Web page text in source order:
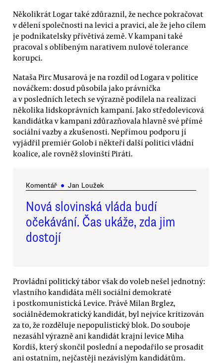
Několikrát Logar také zdůraznil, že nechce pokračovat
v dělení společnosti na levici a pravici, ale že jeho cílem
je podnikatelsky přívětivá země. V kampani také
pracoval s oblíbeným narativem nulové tolerance
korupci.
Nataša Pirc Musarová je na rozdíl od Logara v politice
nováčkem: dosud působila jako právnička
a v posledních letech se výrazně podílela na realizaci
několika lidskoprávních kampaní. Jako středolevicová
kandidátka v kampani zdůrazňovala hlavně své přímé
sociální vazby a zkušenosti. Nepřímou podporu jí
vyjádřil premiér Golob i někteří další politici vládní
koalice, ale rovněž slovinští Piráti.
Komentář ● Jan Loužek
Nová slovinská vláda budí
očekávání. Čas ukáže, zda jim
dostojí
Provládní politický tábor však do voleb nešel jednotný:
vlastního kandidáta měli sociální demokraté
i postkomunistická Levice. Právě Milan Brglez,
sociálnědemokratický kandidát, byl nejvíce kritizován
za to, že rozděluje nepopulistický blok. Do souboje
nezasáhl výrazně ani kandidát krajní levice Miha
Kordiš, který skončil poslední a nepodařilo se prosadit
ani ostatním, nejčastěji nezávislým kandidátům.